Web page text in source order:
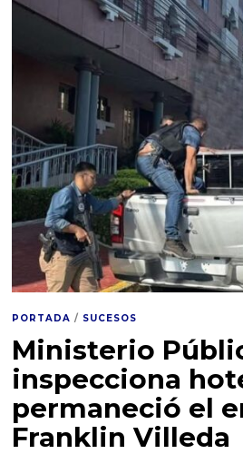
PORTADA / SUCESOS
Ministerio
inspecciona
permaneció el
Franklin Villeda